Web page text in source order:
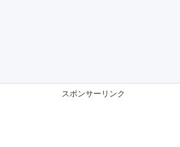
スポンサーリンク